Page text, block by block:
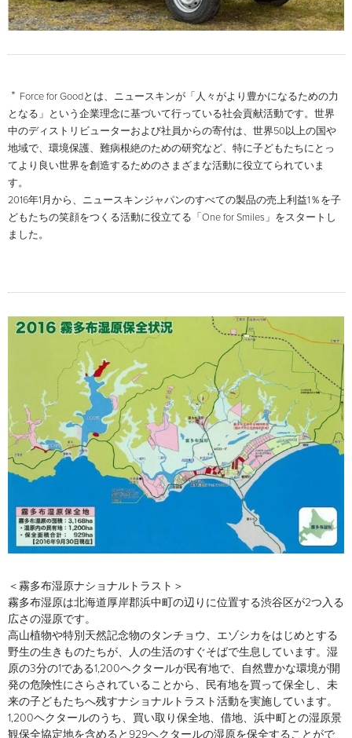
＊ Force for Goodとは、ニュースキンが「人々がより豊かになるための力
となる」という企業理念に基づいて行っている社会貢献活動です。世界
中のディストリビューターおよび社員からの寄付は、世界50以上の国や
地域で、環境保護、難病根絶のための研究など、特に子どもたちにとっ
てより良い世界を創造するためのさまざまな活動に役立てられていま
す。
2016年1月から、ニュースキンジャパンのすべての製品の売上利益1％を子
どもたちの笑顔をつくる活動に役立てる「One for Smiles」をスタートし
ました。
＜霧多布湿原ナショナルトラスト＞
霧多布湿原は北海道厚岸郡浜中町の辺りに位置する渋谷区が2つ入る
広さの湿原です。
高山植物や特別天然記念物のタンチョウ、エゾシカをはじめとする
野生の生きものたちが、人の生活のすぐそばで生息しています。湿
原の3分の1である1,200ヘクタールが民有地で、自然豊かな環境が開
発の危険性にさらされていることから、民有地を買って保全し、未
来の子どもたちへ残すナショナルトラスト活動を実施しています。
1,200ヘクタールのうち、買い取り保全地、借地、浜中町との湿原景
観保全協定地を含めると929ヘクタールの湿原を保全することがで